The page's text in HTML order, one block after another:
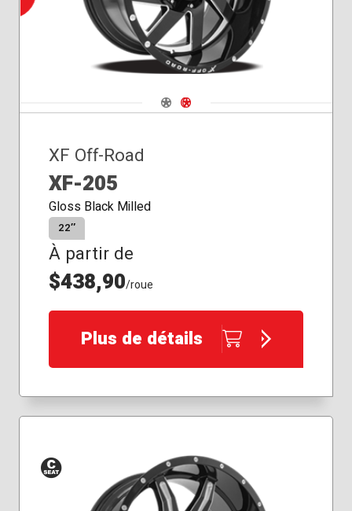
Navigate 1
Navigate 2
XF Off-Road
XF-205
Gloss Black Milled
22″
À partir de
$438,90/roue
Plus de détails